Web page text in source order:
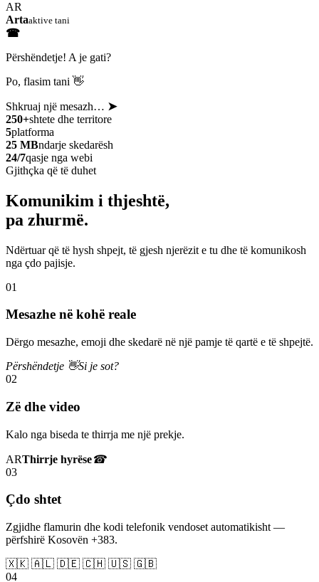
AR
Artaaktive tani
☎
Përshëndetje! A je gati?
Po, flasim tani 👋
Shkruaj një mesazh… ➤
250+shtete dhe territore
5platforma
25 MBndarje skedarësh
24/7qasje nga webi
Gjithçka që të duhet
Komunikim i thjeshtë,
pa zhurmë.
Ndërtuar që të hysh shpejt, të gjesh njerëzit e tu dhe të komunikosh
nga çdo pajisje.
01
Mesazhe në kohë reale
Dërgo mesazhe, emoji dhe skedarë në një pamje të qartë e të shpejtë.
Përshëndetje 👋Si je sot?
02
Zë dhe video
Kalo nga biseda te thirrja me një prekje.
ARThirrje hyrëse☎
03
Çdo shtet
Zgjidhe flamurin dhe kodi telefonik vendoset automatikisht —
përfshirë Kosovën +383.
🇽🇰 🇦🇱 🇩🇪 🇨🇭 🇺🇸 🇬🇧
04